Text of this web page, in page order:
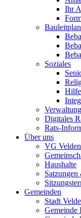
Ihr
Soziales
Digitales
Rats-
Über uns
VG Velden
Haushalte
Gemeinden
Stadt
Gemeinde